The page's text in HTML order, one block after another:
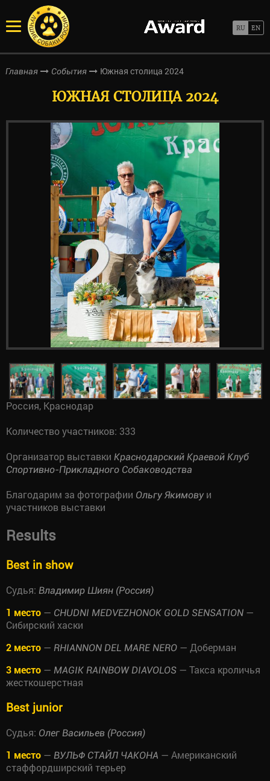
Главная События Южная столица 2024
ЮЖНАЯ СТОЛИЦА 2024
Россия, Краснодар
Количество участников: 333
Организатор выставки Краснодарский Краевой Клуб
Спортивно-Прикладного Собаководства
Благодарим за фотографии Ольгу Якимову и
участников выставки
Results
Best in show
Судья: Владимир Шиян (Россия)
1 место — CHUDNI MEDVEZHONOK GOLD SENSATION —
Сибирский хаски
2 место — RHIANNON DEL MARE NERO — Доберман
3 место — MAGIK RAINBOW DIAVOLOS — Такса кроличья
жесткошерстная
Best junior
Судья: Олег Васильев (Россия)
1 место — ВУЛЬФ СТАЙЛ ЧАКОНА — Американский
стаффордширский терьер